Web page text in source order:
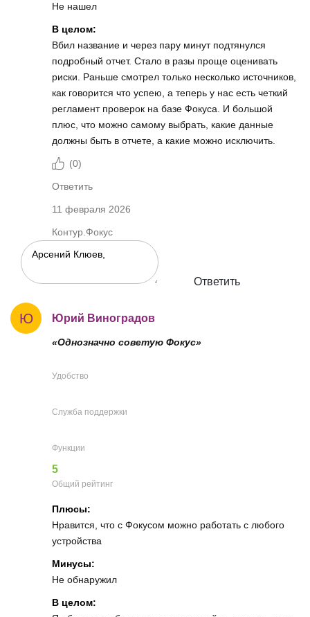
Не нашел
В целом:
Вбил название и через пару минут подтянулся
подробный отчет. Стало в разы проще оценивать
риски. Раньше смотрел только несколько источников,
как говорится что успею, а теперь у нас есть четкий
регламент проверок на базе Фокуса. И большой
плюс, что можно самому выбрать, какие данные
должны быть в отчете, а какие можно исключить.
(0)
Ответить
11 февраля 2026
Контур.Фокус
Ответить
Ю Юрий Виноградов
«Однозначно советую Фокус»
Удобство
Служба поддержки
Функции
5
Общий рейтинг
Плюсы:
Нравится, что с Фокусом можно работать с любого
устройства
Минусы:
Не обнаружил
В целом: